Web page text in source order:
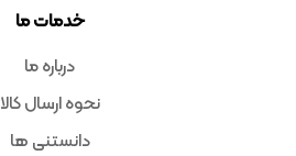
خدمات ما
درباره ما
نحوه ارسال کالا
دانستنی ها